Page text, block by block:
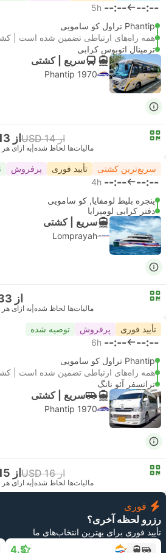
--:--
--:--
5h
Phantip تراول کو سامویی
همه راه‌های ارتباطی تضمین شده است |
ترمینال اتوبوس کرابی
سریع | کشتی
Phantip 1970
از USD 14 از USD 13
مالیات‌ها لحاظ شده به ازای
سریع‌ترین کشتی تأیید فوری پرفروش
--:--
--:--
4h
پنجره بلیط لومفایا, کو سامویی
دفتر کرابی لومپرایا
سریع | کشتی
Lomprayah
از USD 33
مالیات‌ها لحاظ شده به ازای
تأیید فوری پرفروش توصیه شده
--:--
--:--
6h
Phantip تراول کو سامویی
همه راه‌های ارتباطی تضمین شده است |
ترانسفر آئو نانگ
سریع | کشتی
Phantip 1970
از USD 16 از USD 15
مالیات‌ها لحاظ شده به ازای
فوری
رزرو لحظه آخری؟
تأیید فوری برای بهترین انتخاب‌های ما
4.5